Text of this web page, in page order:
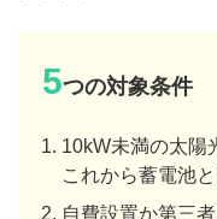
5つの対象条件
10kW未満の太陽
これから蓄電池
自費設置か第三